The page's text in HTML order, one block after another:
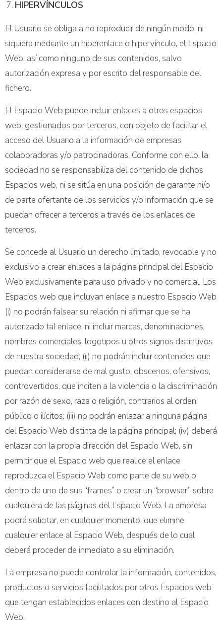
HIPERVÍNCULOS
El Usuario se obliga a no reproducir de ningún modo, ni
siquiera mediante un hiperenlace o hipervínculo, el Espacio
Web, así como ninguno de sus contenidos, salvo
autorización expresa y por escrito del responsable del
fichero.
El Espacio Web puede incluir enlaces a otros espacios
web, gestionados por terceros, con objeto de facilitar el
acceso del Usuario a la información de empresas
colaboradoras y/o patrocinadoras. Conforme con ello, la
sociedad no se responsabiliza del contenido de dichos
Espacios web, ni se sitúa en una posición de garante ni/o
de parte ofertante de los servicios y/o información que se
puedan ofrecer a terceros a través de los enlaces de
terceros.
Se concede al Usuario un derecho limitado, revocable y no
exclusivo a crear enlaces a la página principal del Espacio
Web exclusivamente para uso privado y no comercial. Los
Espacios web que incluyan enlace a nuestro Espacio Web
(i) no podrán falsear su relación ni afirmar que se ha
autorizado tal enlace, ni incluir marcas, denominaciones,
nombres comerciales, logotipos u otros signos distintivos
de nuestra sociedad; (ii) no podrán incluir contenidos que
puedan considerarse de mal gusto, obscenos, ofensivos,
controvertidos, que inciten a la violencia o la discriminación
por razón de sexo, raza o religión, contrarios al orden
público o ilícitos; (iii) no podrán enlazar a ninguna página
del Espacio Web distinta de la página principal; (iv) deberá
enlazar con la propia dirección del Espacio Web, sin
permitir que el Espacio web que realice el enlace
reproduzca el Espacio Web como parte de su web o
dentro de uno de sus “frames” o crear un “browser” sobre
cualquiera de las páginas del Espacio Web. La empresa
podrá solicitar, en cualquier momento, que elimine
cualquier enlace al Espacio Web, después de lo cual
deberá proceder de inmediato a su eliminación.
La empresa no puede controlar la información, contenidos,
productos o servicios facilitados por otros Espacios web
que tengan establecidos enlaces con destino al Espacio
Web.